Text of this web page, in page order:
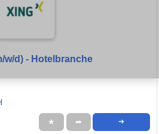
w/d) - Hotelbranche
★ ➦ ➜